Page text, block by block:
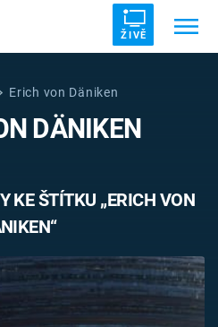
ŽIVĚ
DRUHÁ SVĚTOVÁ VÁLKA
Erich von Däniken
DÄNIKEN
KE ŠTÍTKU „ERICH VON